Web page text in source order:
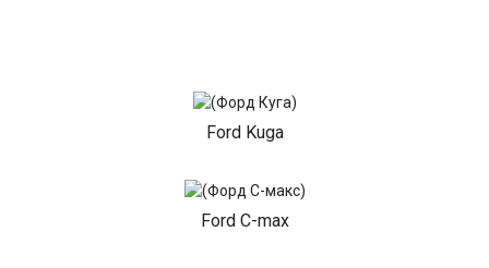
Ford Kuga
Ford C-max